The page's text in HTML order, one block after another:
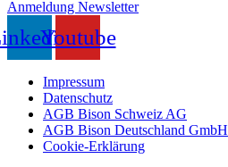
Anmeldung Newsletter
Youtube
Impressum
Datenschutz
AGB Bison Schweiz AG
AGB Bison Deutschland GmbH
Cookie-Erklärung